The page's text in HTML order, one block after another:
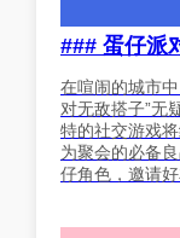
### 蛋仔派
在喧闹的城市
对无敌搭子”无
特的社交游戏
为聚会的必备
仔角色，邀请